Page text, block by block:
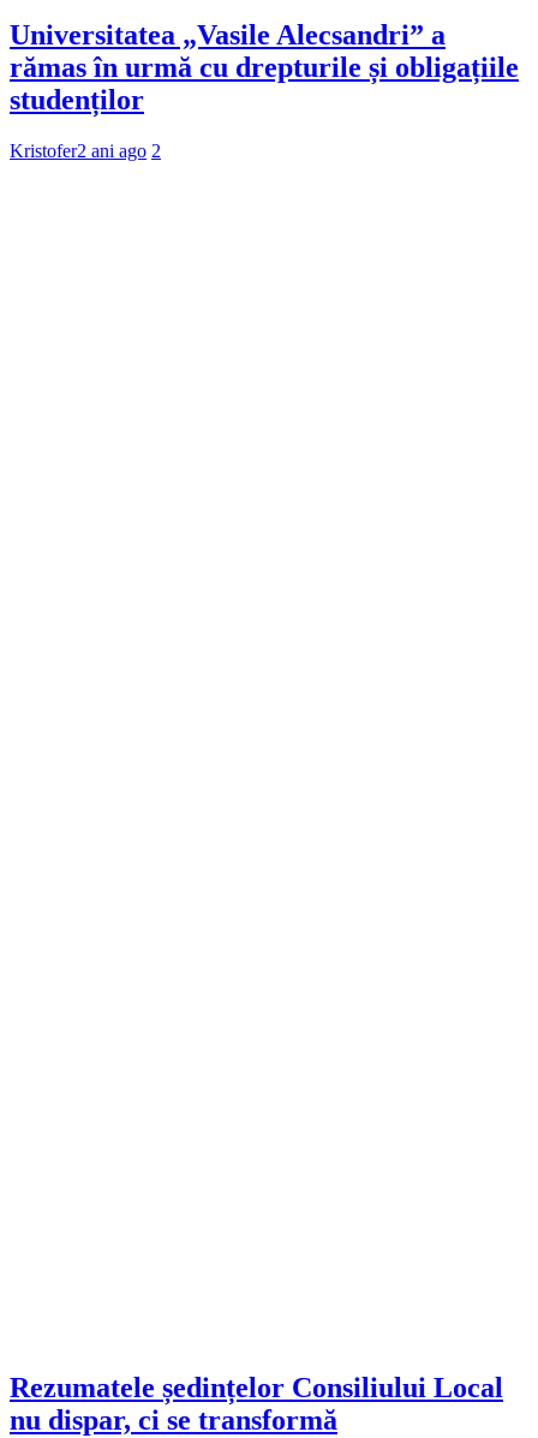
Universitatea „Vasile Alecsandri” a
rămas în urmă cu drepturile și obligațiile
studenților
Kristofer2 ani ago 2
Rezumatele ședințelor Consiliului Local
nu dispar, ci se transformă